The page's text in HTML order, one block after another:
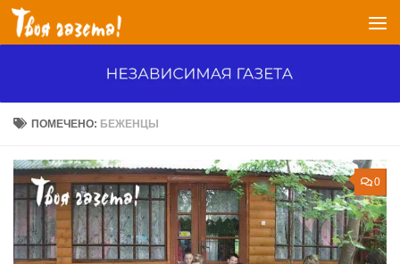
Перейти к содержимому
ПОМЕЧЕНО: БЕЖЕНЦЫ
0